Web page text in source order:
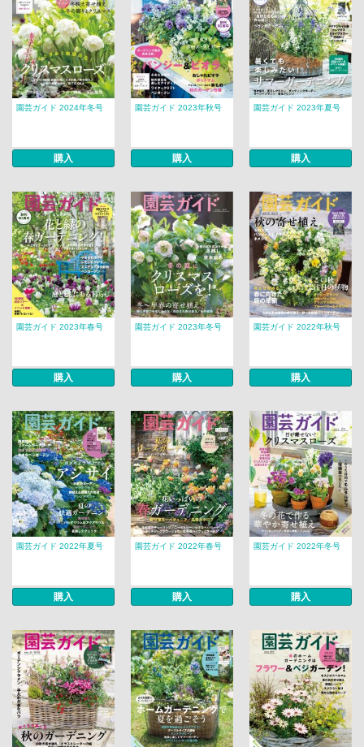
園芸ガイド 2024年冬号
購入
園芸ガイド 2023年秋号
購入
園芸ガイド 2023年夏号
購入
園芸ガイド 2023年春号
購入
園芸ガイド 2023年冬号
購入
園芸ガイド 2022年秋号
購入
園芸ガイド 2022年夏号
購入
園芸ガイド 2022年春号
購入
園芸ガイド 2022年冬号
購入